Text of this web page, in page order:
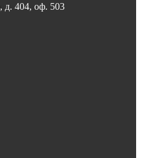
д. 404, оф. 503